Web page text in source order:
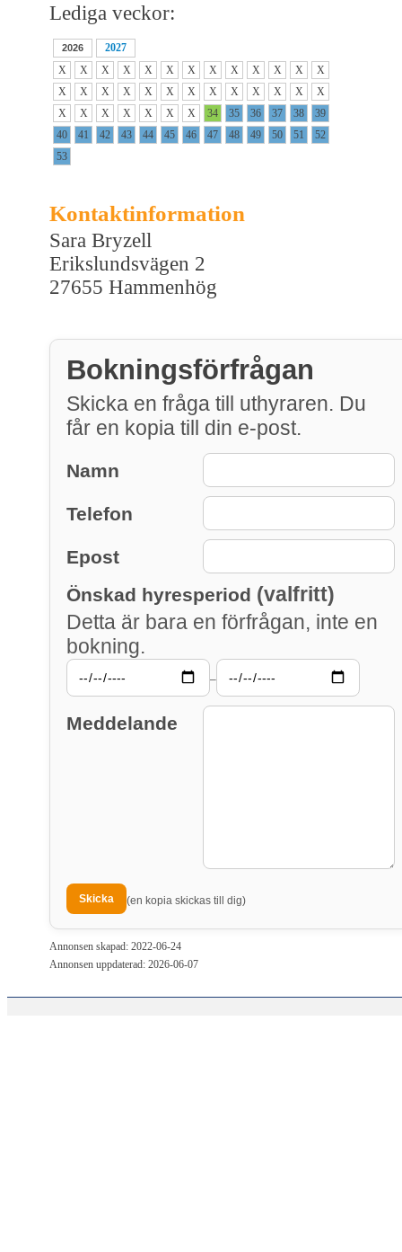
Lediga veckor:
2026
2027
X
X X X X X X X X X X X
X
X
X X X X X X X X X X X
X
X
X X X X X X 34 35 36 37 38
39
40
41 42 43 44 45 46 47 48 49 50 51
52
53
Kontaktinformation
Sara Bryzell
Erikslundsvägen 2
27655 Hammenhög
Bokningsförfrågan
Skicka en fråga till uthyraren. Du
får en kopia till din e-post.
Namn
Telefon
Epost
Önskad hyresperiod (valfritt)
Detta är bara en förfrågan, inte en
bokning.
–
Meddelande
(en kopia skickas till dig)
Annonsen skapad: 2022-06-24
Annonsen uppdaterad: 2026-06-07